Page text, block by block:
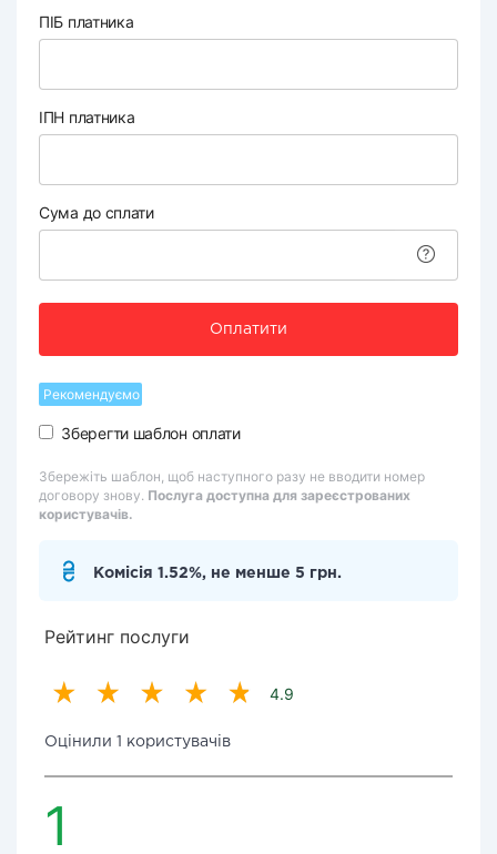
ПІБ платника
ІПН платника
Сума до сплати
Оплатити
Рекомендуємо
Зберегти шаблон оплати
Збережіть шаблон, щоб наступного разу не вводити номер
договору знову. Послуга доступна для зареєстрованих
користувачів.
Комісія 1.52%, не менше 5 грн.
Рейтинг послуги
4.9
Оцінили 1 користувачів
1